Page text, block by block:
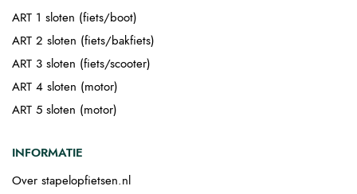
ART 1 sloten (fiets/boot)
ART 2 sloten (fiets/bakfiets)
ART 3 sloten (fiets/scooter)
ART 4 sloten (motor)
ART 5 sloten (motor)
INFORMATIE
Over stapelopfietsen.nl